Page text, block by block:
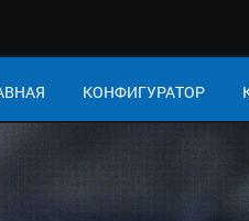
КОНФИГУРАТОР